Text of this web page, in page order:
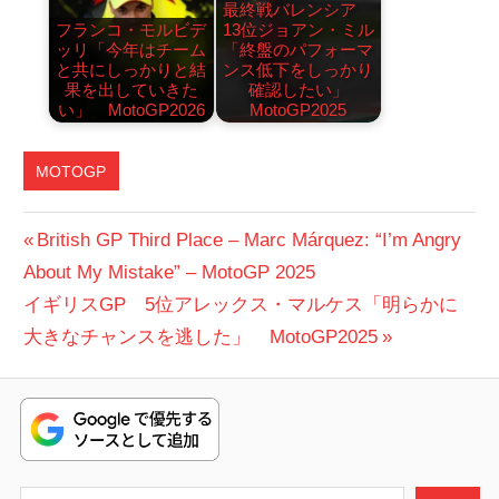
フランコ・モルビデ
ッリ「今年はチーム
と共にしっかりと結
果を出していきた
い」 MotoGP2026
最終戦バレンシア
13位ジョアン・ミル
「終盤のパフォーマ
ンス低下をしっかり
確認したい」
MotoGP2025
MOTOGP
投
稿
ナ
ビ
ゲ
ー
前
の
投
稿:
British GP Third Place – Marc Márquez: “I’m Angry
About My Mistake” – MotoGP 2025
次
の
稿:
イギリスGP 5位アレックス・マルケス「明らかに
大きなチャンスを逃した」 MotoGP2025